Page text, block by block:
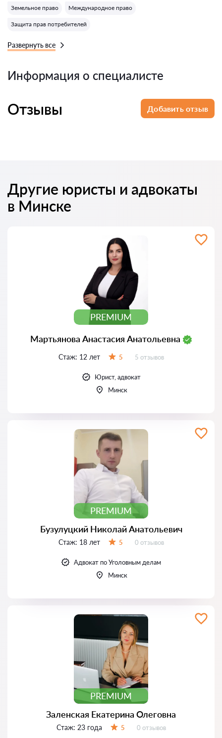
Земельное право Международное право
Защита прав потребителей
Развернуть все
Информация о специалисте
Отзывы Добавить отзыв
Другие юристы и адвокаты
в Минске
PREMIUM
Мартьянова Анастасия Анатольевна
Стаж: 12 лет 5 Отзывов:
5 отзывов
Юрист, адвокат
Минск
PREMIUM
Бузулуцкий Николай Анатольевич
Стаж: 18 лет 5 Отзывов:
0 отзывов
Адвокат по Уголовным делам
Минск
PREMIUM
Заленская Екатерина Олеговна
Стаж: 23 года 5 Отзывов:
0 отзывов